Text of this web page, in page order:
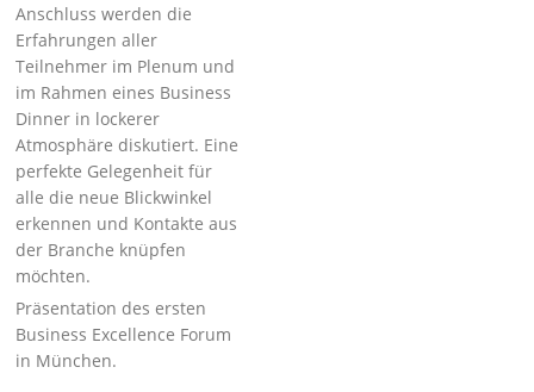
Anschluss werden die
Erfahrungen aller
Teilnehmer im Plenum und
im Rahmen eines Business
Dinner in lockerer
Atmosphäre diskutiert. Eine
perfekte Gelegenheit für
alle die neue Blickwinkel
erkennen und Kontakte aus
der Branche knüpfen
möchten.
Präsentation des ersten
Business Excellence Forum
in München.